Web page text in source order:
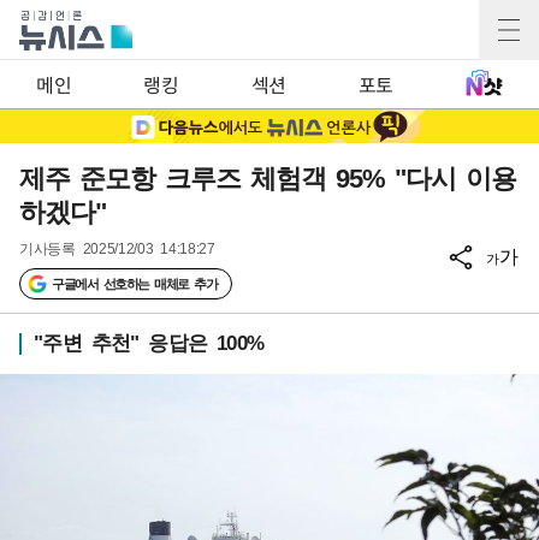
메인 랭킹 섹션 포토
제주 준모항 크루즈 체험객 95% "다시 이용
하겠다"
기사등록 2025/12/03 14:18:27
구글에서 선호하는 매체로 추가
가가
"주변 추천" 응답은 100%